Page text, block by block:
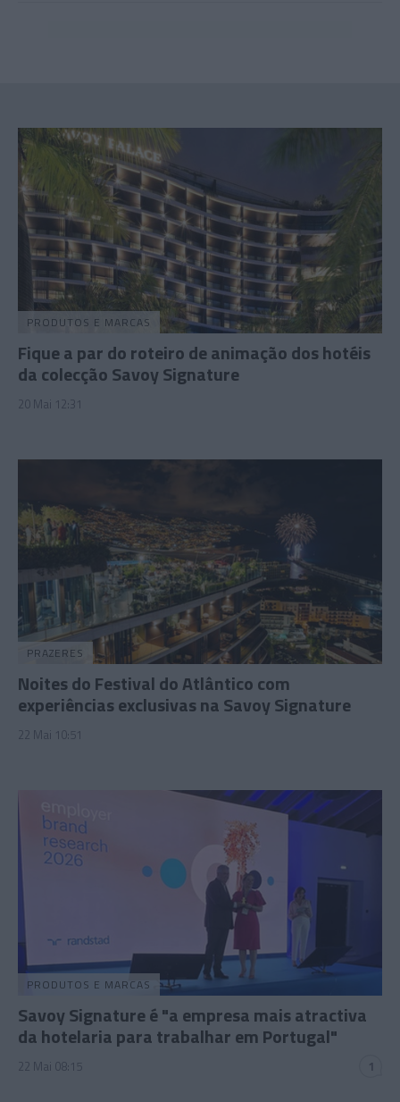
PRODUTOS E MARCAS
Fique a par do roteiro de animação dos hotéis
da colecção Savoy Signature
20 Mai 12:31
PRAZERES
Noites do Festival do Atlântico com
experiências exclusivas na Savoy Signature
22 Mai 10:51
PRODUTOS E MARCAS
Savoy Signature é "a empresa mais atractiva
da hotelaria para trabalhar em Portugal"
22 Mai 08:15 1